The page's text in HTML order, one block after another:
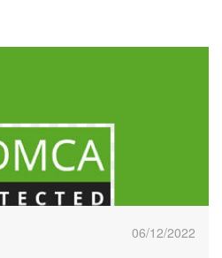
06/12/2022